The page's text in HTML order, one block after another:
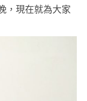
，現在就為大家